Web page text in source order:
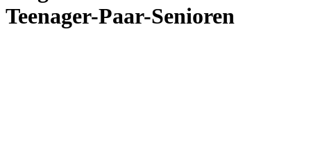
Teenager-Paar-Senioren